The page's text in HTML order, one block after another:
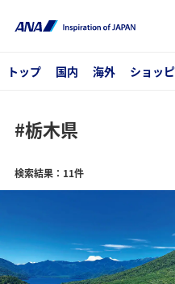
トップ 国内 海外 ショッ
#栃木県
検索結果：11件